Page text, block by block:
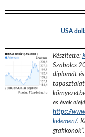
USA
Készítette:
Szabolcs
diplomát
es évek
https://
kelemen/.
grafikonok”.